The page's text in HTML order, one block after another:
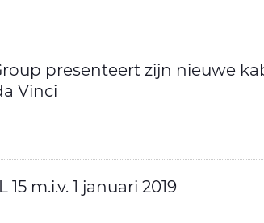
presenteert zijn nieuwe
Vinci
m.i.v. 1 januari 2019